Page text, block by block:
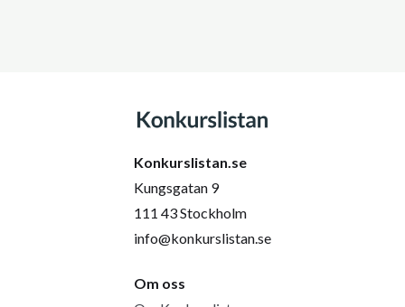
Konkurslistan.se
Kungsgatan 9
111 43 Stockholm
info@konkurslistan.se
Om oss